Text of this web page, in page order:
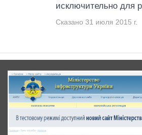
исключительно для
Сказано 31 июля 2015 г.